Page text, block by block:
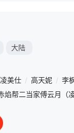
姜震昊 何泽远 金
大陆
凌美仕 / 高天妮 / 李